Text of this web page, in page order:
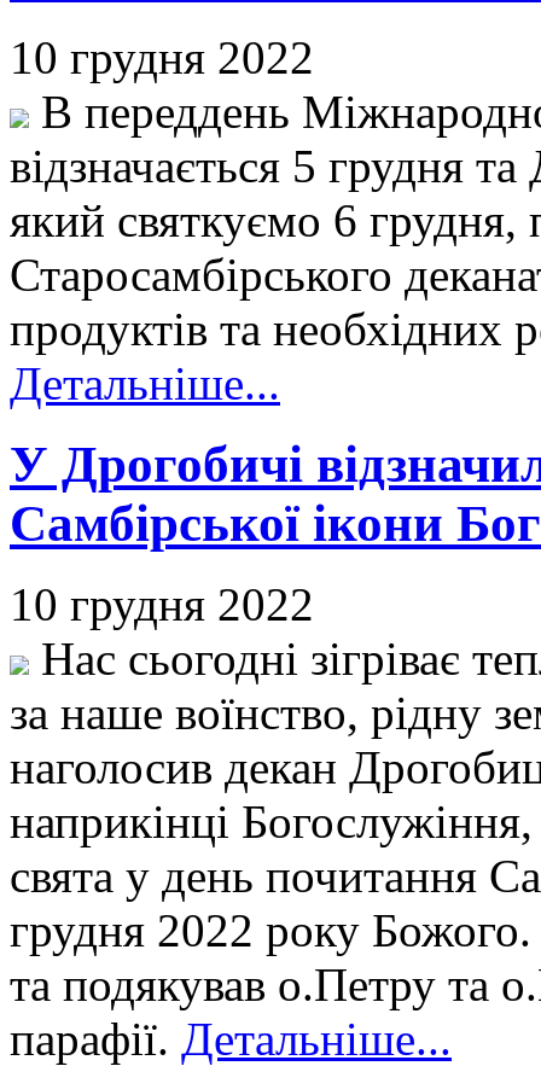
10 грудня 2022
В переддень
відзначається 5 грудня
який святкуємо 6 грудня,
Старосамбірського
продуктів та необхідних
Детальніше...
У Дрогобичі
Самбірської ікони
10 грудня 2022
Нас сьогодні зігріває
за наше воїнство, рідну
наголосив декан
наприкінці
свята у день почитання
грудня 2022 року Божого.
та подякував о.Петру та
парафії. Детальніше...